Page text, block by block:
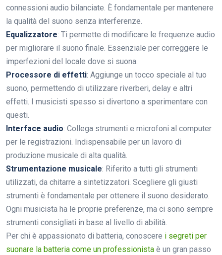
connessioni audio bilanciate. È fondamentale per mantenere
la qualità del suono senza interferenze.
Equalizzatore: Ti permette di modificare le frequenze audio
per migliorare il suono finale. Essenziale per correggere le
imperfezioni del locale dove si suona.
Processore di effetti: Aggiunge un tocco speciale al tuo
suono, permettendo di utilizzare riverberi, delay e altri
effetti. I musicisti spesso si divertono a sperimentare con
questi.
Interface audio: Collega strumenti e microfoni al computer
per le registrazioni. Indispensabile per un lavoro di
produzione musicale di alta qualità.
Strumentazione musicale: Riferito a tutti gli strumenti
utilizzati, da chitarre a sintetizzatori. Scegliere gli giusti
strumenti è fondamentale per ottenere il suono desiderato.
Ogni musicista ha le proprie preferenze, ma ci sono sempre
strumenti consigliati in base al livello di abilità.
Per chi è appassionato di batteria, conoscere i segreti per
suonare la batteria come un professionista è un gran passo